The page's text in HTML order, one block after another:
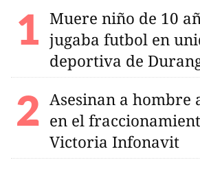
Muere niño de 10
jugaba futbol en
deportiva de
Asesinan a hombre
en el
Victoria Infonavit